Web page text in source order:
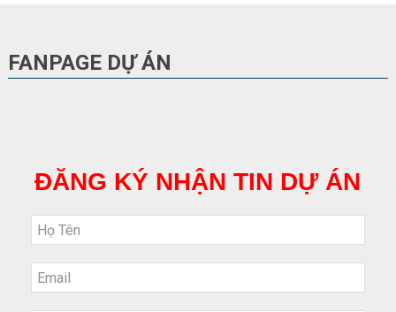
FANPAGE DỰ ÁN
ĐĂNG KÝ NHẬN TIN DỰ ÁN